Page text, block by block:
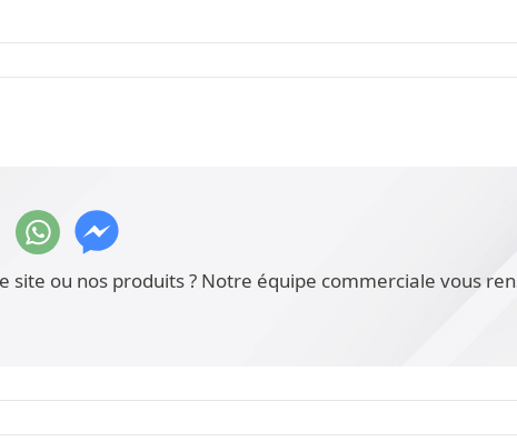
site ou nos produits ? Notre équipe commerciale vous